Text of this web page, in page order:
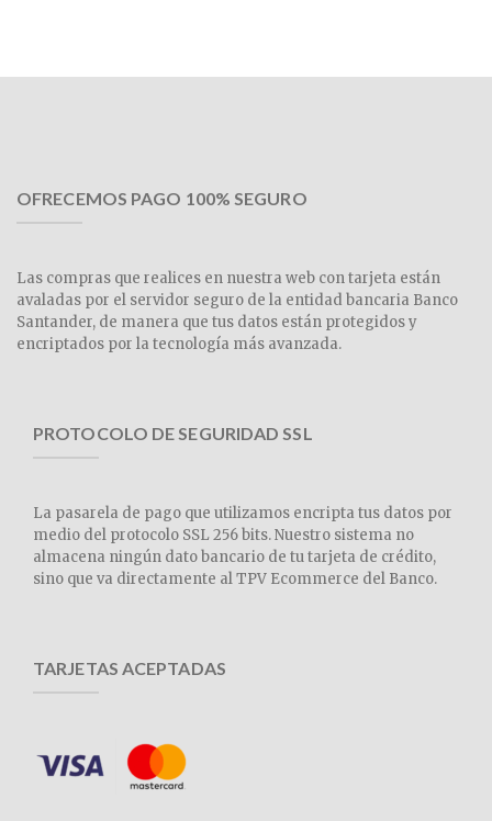
OFRECEMOS PAGO 100% SEGURO
Las compras que realices en nuestra web con tarjeta están
avaladas por el servidor seguro de la entidad bancaria Banco
Santander, de manera que tus datos están protegidos y
encriptados por la tecnología más avanzada.
PROTOCOLO DE SEGURIDAD SSL
La pasarela de pago que utilizamos encripta tus datos por
medio del protocolo SSL 256 bits. Nuestro sistema no
almacena ningún dato bancario de tu tarjeta de crédito,
sino que va directamente al TPV Ecommerce del Banco.
TARJETAS ACEPTADAS